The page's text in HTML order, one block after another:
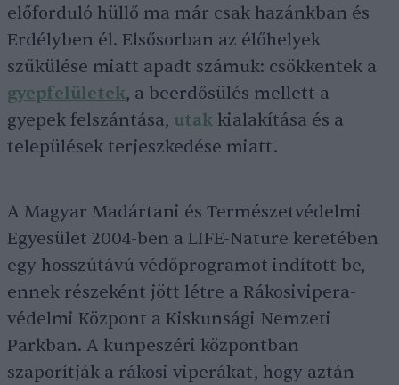
előforduló hüllő ma már csak hazánkban és
Erdélyben él. Elsősorban az élőhelyek
szűkülése miatt apadt számuk: csökkentek a
gyepfelületek, a beerdősülés mellett a
gyepek felszántása, utak kialakítása és a
települések terjeszkedése miatt.
A Magyar Madártani és Természetvédelmi
Egyesület 2004-ben a LIFE-Nature keretében
egy hosszútávú védőprogramot indított be,
ennek részeként jött létre a Rákosivipera-
védelmi Központ a Kiskunsági Nemzeti
Parkban. A kunpeszéri központban
szaporítják a rákosi viperákat, hogy aztán